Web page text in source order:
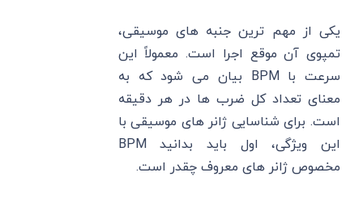
یکی از مهم ترین جنبه های موسیقی،
تمپوی آن موقع اجرا است. معمولاً این
سرعت با BPM بیان می شود که به
معنای تعداد کل ضرب ها در هر دقیقه
است. برای شناسایی ژانر های موسیقی با
این ویژگی، اول باید بدانید BPM
مخصوص ژانر های معروف چقدر است.